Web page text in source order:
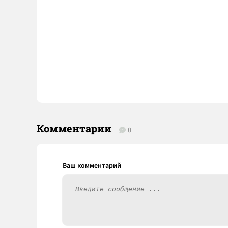
Комментарии 0